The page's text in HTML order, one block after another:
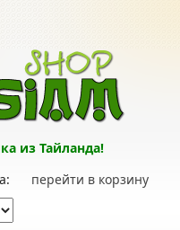
из Тайланда!
перейти в корзину